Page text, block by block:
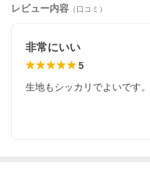
110cm
表示サイズ １１０
ボレロ：肩幅27cm /
ワンピース：肩幅
レビュー内容 （口コミ）
非常にいい
5
生地もシッカリでよいです